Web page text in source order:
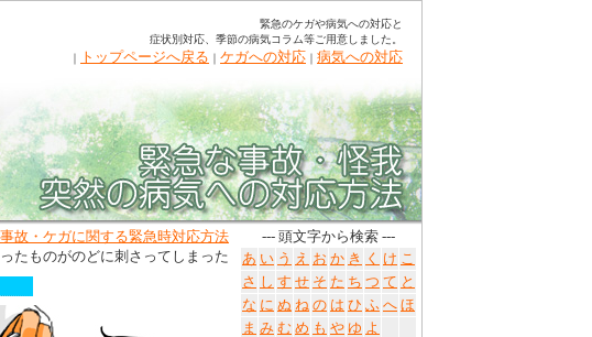
緊急のケガや病気への対応と
症状別対応、季節の病気コラム等ご用意しました。
｜
トップページへ戻る ｜ ケガへの対応 ｜ 病気への対応
故・ケガに関する緊急時対応方法
ものがのどに刺さってしまった
--- 頭文字から検索 ---
あ い う え お か き く け こ
さ し す せ そ た ち つ て と
な に ぬ ね の は ひ ふ へ ほ
ま み む め も や ゆ よ